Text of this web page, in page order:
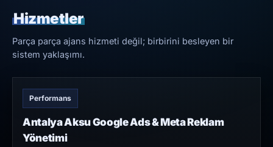
Hizmetler
Parça parça ajans hizmeti değil; birbirini besleyen bir
sistem yaklaşımı.
Performans
Antalya Aksu Google Ads & Meta Reklam
Yönetimi